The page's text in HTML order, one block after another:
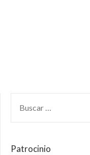
Patrocinio